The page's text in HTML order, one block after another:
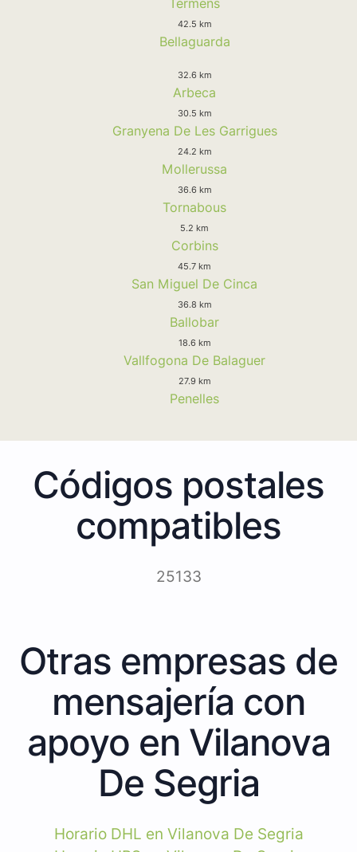
42.5 km
Bellaguarda
32.6 km
Arbeca
30.5 km
Granyena De Les Garrigues
24.2 km
Mollerussa
36.6 km
Tornabous
5.2 km
Corbins
45.7 km
San Miguel De Cinca
36.8 km
Ballobar
18.6 km
Vallfogona De Balaguer
27.9 km
Penelles
Códigos postales
compatibles
25133
Otras empresas de
mensajería con
apoyo en Vilanova
De Segria
Horario DHL en Vilanova De Segria